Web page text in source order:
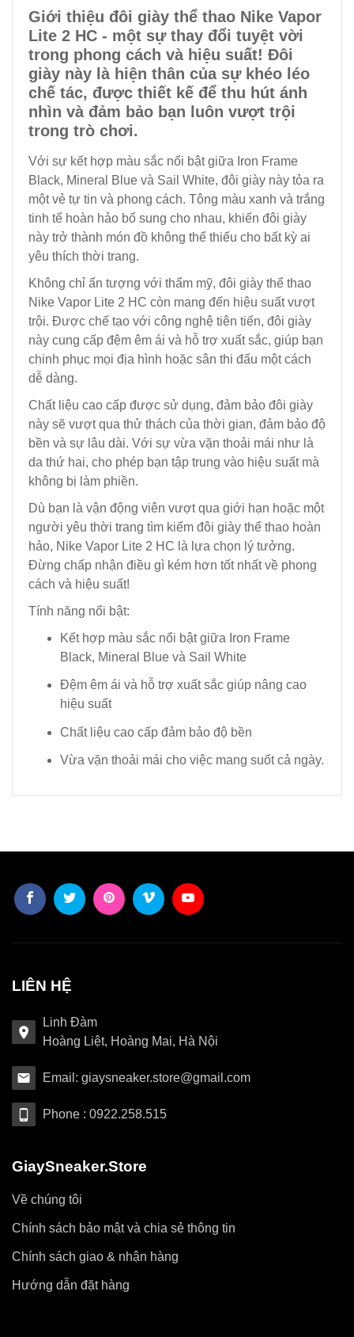
Giới thiệu đôi giày thể thao Nike Vapor
Lite 2 HC - một sự thay đổi tuyệt vời
trong phong cách và hiệu suất! Đôi
giày này là hiện thân của sự khéo léo
chế tác, được thiết kế để thu hút ánh
nhìn và đảm bảo bạn luôn vượt trội
trong trò chơi.
Với sự kết hợp màu sắc nổi bật giữa Iron Frame
Black, Mineral Blue và Sail White, đôi giày này tỏa ra
một vẻ tự tin và phong cách. Tông màu xanh và trắng
tinh tế hoàn hảo bổ sung cho nhau, khiến đôi giày
này trở thành món đồ không thể thiếu cho bất kỳ ai
yêu thích thời trang.
Không chỉ ấn tượng với thẩm mỹ, đôi giày thể thao
Nike Vapor Lite 2 HC còn mang đến hiệu suất vượt
trội. Được chế tạo với công nghệ tiên tiến, đôi giày
này cung cấp đệm êm ái và hỗ trợ xuất sắc, giúp bạn
chinh phục mọi địa hình hoặc sân thi đấu một cách
dễ dàng.
Chất liệu cao cấp được sử dụng, đảm bảo đôi giày
này sẽ vượt qua thử thách của thời gian, đảm bảo độ
bền và sự lâu dài. Với sự vừa vặn thoải mái như là
da thứ hai, cho phép bạn tập trung vào hiệu suất mà
không bị làm phiền.
Dù bạn là vận động viên vượt qua giới hạn hoặc một
người yêu thời trang tìm kiếm đôi giày thể thao hoàn
hảo, Nike Vapor Lite 2 HC là lựa chọn lý tưởng.
Đừng chấp nhận điều gì kém hơn tốt nhất về phong
cách và hiệu suất!
Tính năng nổi bật:
Kết hợp màu sắc nổi bật giữa Iron Frame
Black, Mineral Blue và Sail White
Đệm êm ái và hỗ trợ xuất sắc giúp nâng cao
hiệu suất
Chất liệu cao cấp đảm bảo độ bền
Vừa vặn thoải mái cho việc mang suốt cả ngày.
LIÊN HỆ
Linh Đàm
Hoàng Liệt, Hoàng Mai, Hà Nội
Email: giaysneaker.store@gmail.com
Phone : 0922.258.515
GiaySneaker.Store
Về chúng tôi
Chính sách bảo mật và chia sẻ thông tin
Chính sách giao & nhận hàng
Hướng dẫn đặt hàng